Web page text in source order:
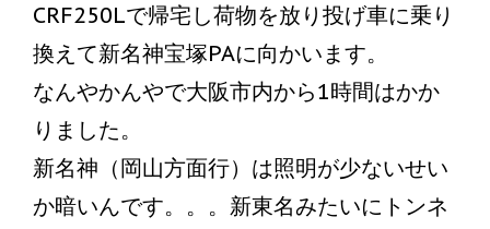
CRF250Lで帰宅し荷物を放り投げ車に乗り
換えて新名神宝塚PAに向かいます。
なんやかんやで大阪市内から1時間はかか
りました。
新名神（岡山方面行）は照明が少ないせい
か暗いんです。。。新東名みたいにトンネ